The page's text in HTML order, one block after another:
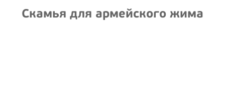
Скамья для армейского жима